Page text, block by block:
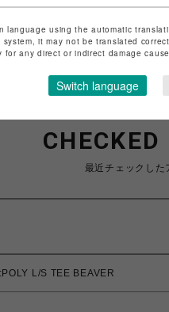
お問い合わせはこちら
最近チェックした
L/S TEE BEAVER
language using the automatic
it may not be translated
any direct or indirect damage
Switch language